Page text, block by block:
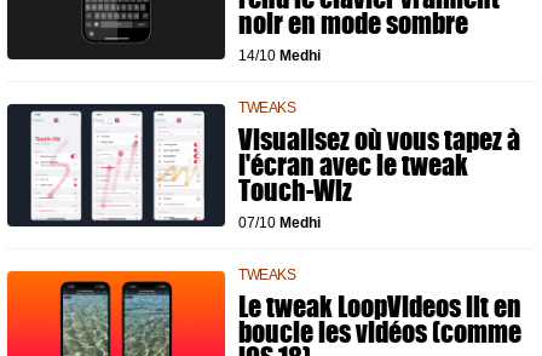
noir en mode sombre
14/10 Medhi
TWEAKS
Visualisez où vous tapez à
l'écran avec le tweak
Touch-Wiz
07/10 Medhi
TWEAKS
Le tweak LoopVideos lit en
boucle les vidéos (comme